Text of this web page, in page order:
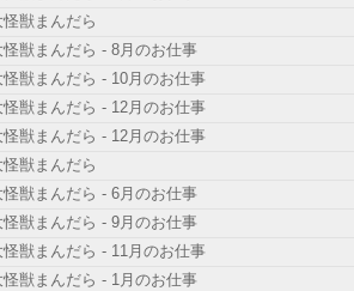
獣まんだら
怪獣まんだら - 8月のお仕事
怪獣まんだら - 10月のお仕事
怪獣まんだら - 12月のお仕事
怪獣まんだら - 12月のお仕事
獣まんだら
怪獣まんだら - 6月のお仕事
怪獣まんだら - 9月のお仕事
怪獣まんだら - 11月のお仕事
怪獣まんだら - 1月のお仕事